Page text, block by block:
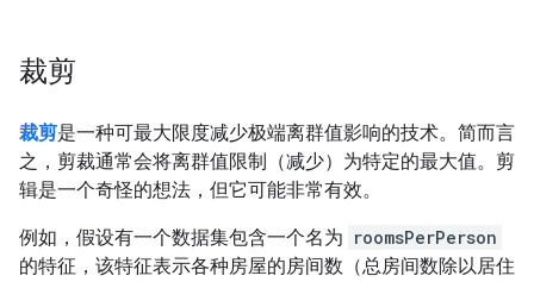
裁剪
裁剪是一种可最大限度减少极端离群值影响的技术。简而言
之，剪裁通常会将离群值限制（减少）为特定的最大值。剪
辑是一个奇怪的想法，但它可能非常有效。
例如，假设有一个数据集包含一个名为 roomsPerPerson
的特征，该特征表示各种房屋的房间数（总房间数除以居住